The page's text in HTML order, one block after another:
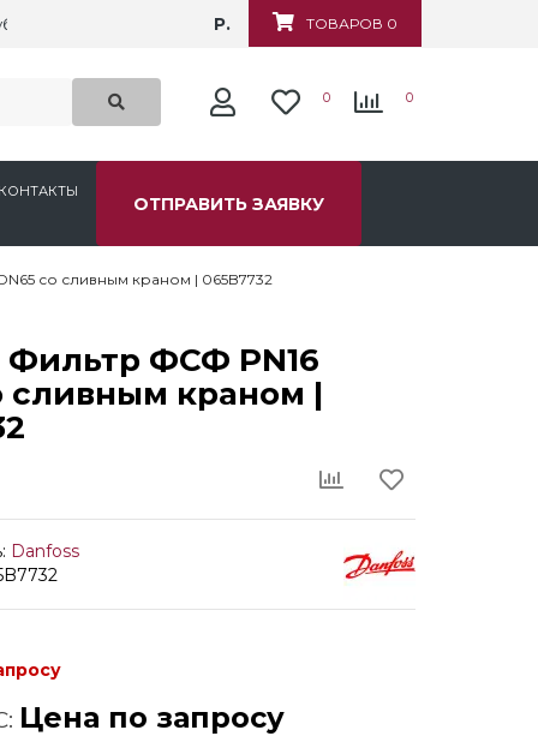
д.6 ТОВАРОВ 0
Р.
0 0
КОНТАКТЫ
ОТПРАВИТЬ ЗАЯВКУ
со сливным краном | 065B7732
Фильтр ФСФ PN16
сливным краном |
Danfoss
Цена по запросу